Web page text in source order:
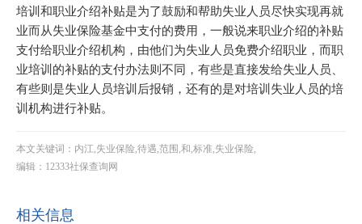
培训和职业介绍补贴是为了鼓励和帮助失业人员尽快实现再就
业而从失业保险基金中支付的费用，一般说来职业介绍的补贴
支付给职业介绍机构，由他们为失业人员免费介绍职业，而职
业培训的补贴的支付办法则不同，有些是直接发给失业人员、
有些则是失业人员培训后报销，还有的是对培训失业人员的培
训机构进行补贴。
本文关键词：内江,失业保险,待遇,范围,和,标准,失业保险,
编辑：12333社保查询网
相关信息